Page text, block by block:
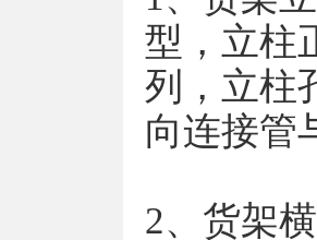
型，立柱
列，立柱
向连接管
2、货架